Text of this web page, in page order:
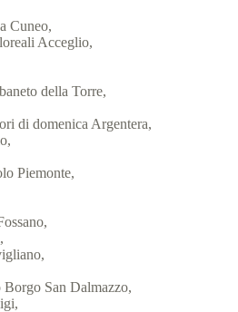
Cuneo,
Acceglio,
della Torre,
di domenica Argentera,
Piemonte,
San Dalmazzo,